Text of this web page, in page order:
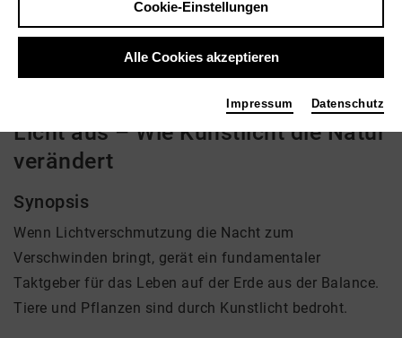
kein Angebot eingestellt
Licht aus – Wie Kunstlicht die Natur
verändert
Synopsis
Wenn Lichtverschmutzung die Nacht zum
Verschwinden bringt, gerät ein fundamentaler
Taktgeber für das Leben auf der Erde aus der Balance.
Tiere und Pflanzen sind durch Kunstlicht bedroht.
Cookie-Einstellungen
Alle Cookies akzeptieren
Impressum Datenschutz